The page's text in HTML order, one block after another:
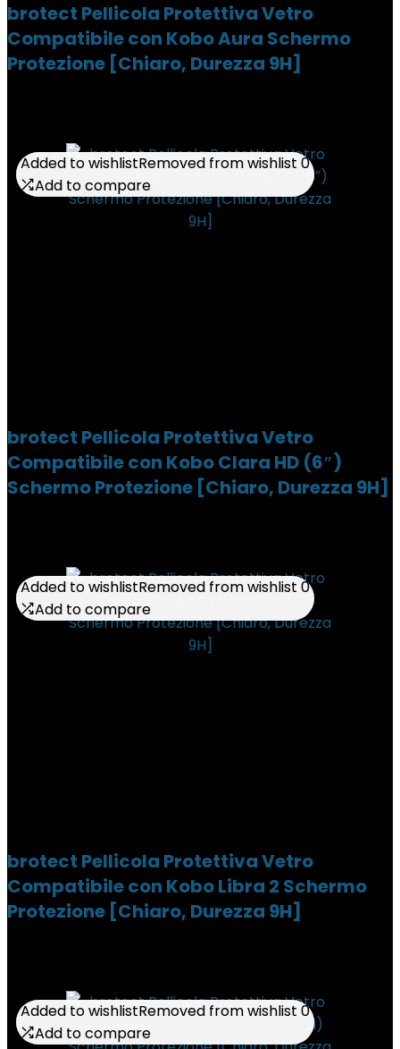
brotect Pellicola Protettiva Vetro
Compatibile con Kobo Aura Schermo
Protezione [Chiaro, Durezza 9H]
Added to wishlistRemoved from wishlist 0
Add to compare
brotect Pellicola Protettiva Vetro
Compatibile con Kobo Clara HD (6″)
Schermo Protezione [Chiaro, Durezza 9H]
Added to wishlistRemoved from wishlist 0
Add to compare
Added to wishlistRemoved from wishlist 0
Add to compare
brotect Pellicola Protettiva Vetro
Compatibile con Kobo Libra 2 Schermo
Protezione [Chiaro, Durezza 9H]
Added to wishlistRemoved from wishlist 0
Add to compare
Added to wishlistRemoved from wishlist 0
Add to compare
Added to wishlistRemoved from wishlist 0
Add to compare